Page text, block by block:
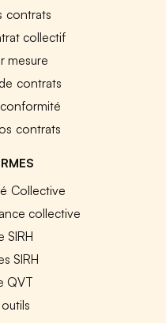
contrats
collectif
mesure
contrats
contrats
Collective
collective
SIRH
SIRH
QVT